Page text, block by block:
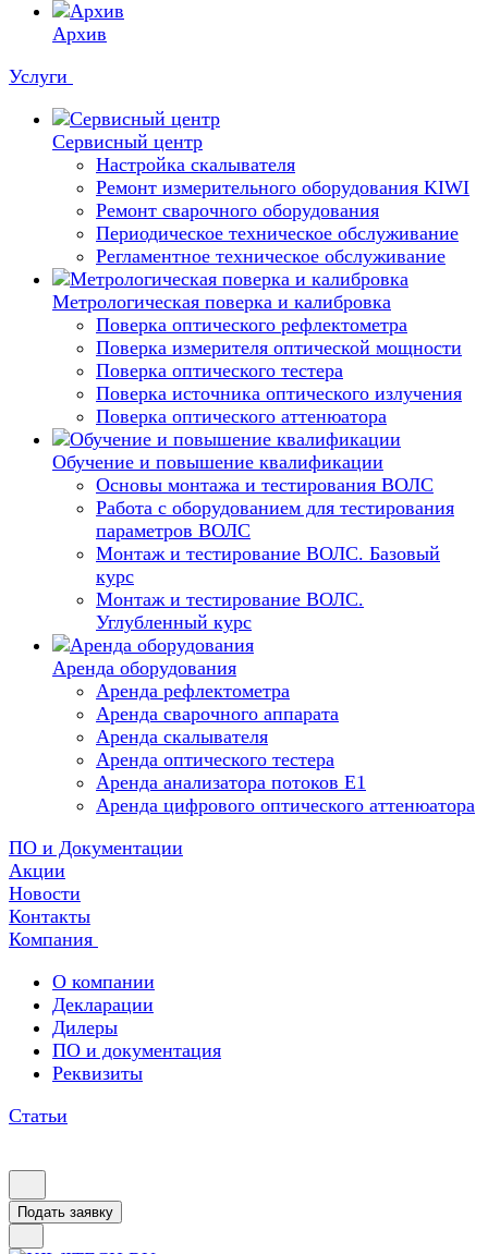
Архив
Услуги
Сервисный центр
Настройка скалывателя
Ремонт измерительного оборудования KIWI
Ремонт сварочного оборудования
Периодическое техническое обслуживание
Регламентное техническое обслуживание
Метрологическая поверка и калибровка
Поверка оптического рефлектометра
Поверка измерителя оптической мощности
Поверка оптического тестера
Поверка источника оптического излучения
Поверка оптического аттенюатора
Обучение и повышение квалификации
Основы монтажа и тестирования ВОЛС
Работа с оборудованием для тестирования
параметров ВОЛС
Монтаж и тестирование ВОЛС. Базовый
курс
Монтаж и тестирование ВОЛС.
Углубленный курс
Аренда оборудования
Аренда рефлектометра
Аренда сварочного аппарата
Аренда скалывателя
Аренда оптического тестера
Аренда анализатора потоков Е1
Аренда цифрового оптического аттенюатора
ПО и Документации
Акции
Новости
Контакты
Компания
О компании
Декларации
Дилеры
ПО и документация
Реквизиты
Статьи
Подать заявку